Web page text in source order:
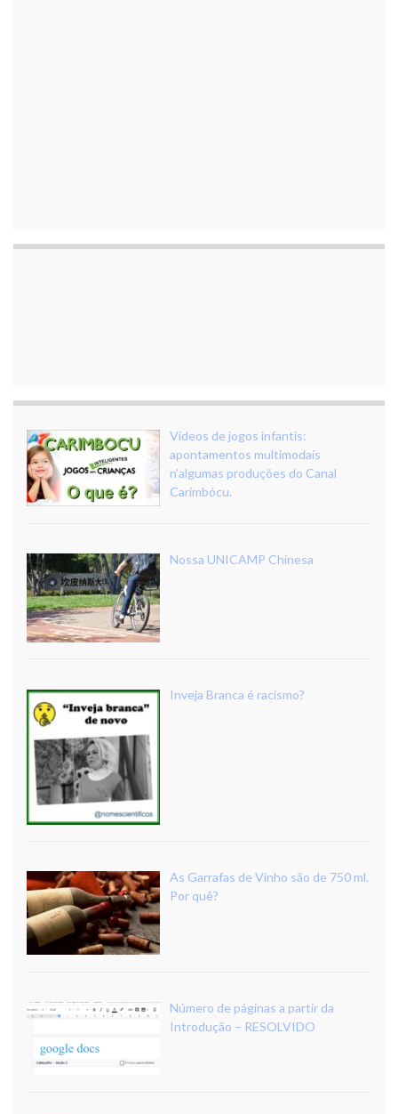
Vídeos de jogos infantis:
apontamentos multimodais
n’algumas produções do Canal
Carimbócu.
Nossa UNICAMP Chinesa
Inveja Branca é racismo?
As Garrafas de Vinho são de 750 ml.
Por quê?
Número de páginas a partir da
Introdução – RESOLVIDO